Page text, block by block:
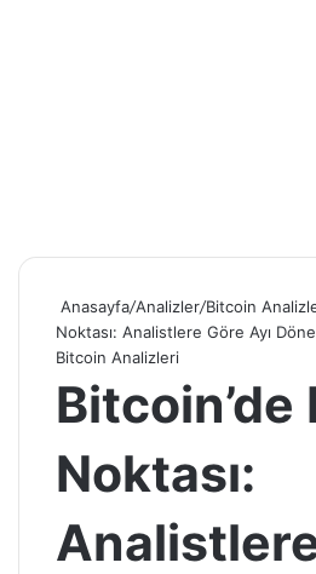
Anasayfa/Analizler/Bitcoin
Noktası: Analistlere Göre Ayı
Bitcoin Analizleri
Bitcoin’de
Noktası: